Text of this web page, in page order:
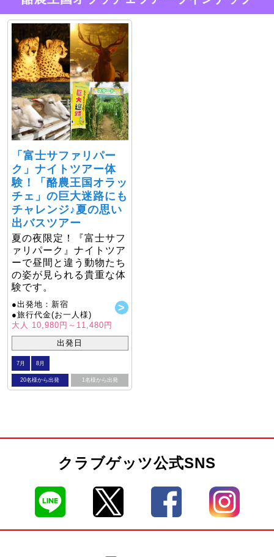
「富士サファリパー
ク」ナイトツアー体
験！「酪農王国オラッ
チェ」の巨大迷路にも
チャレンジ♪夏の思い
出バスツアー
夏の夜限定！『富士サフ
ァリパーク』ナイトツア
ーで昼間と違う動物たち
の姿が見られる貴重な体
験です。
●出発地：新宿
●旅行代金(お一人様)
大人 10,980円～11,480円
出発日
7月 8月
20名様から出発 1名様から出発
クラブゲッツ公式SNS